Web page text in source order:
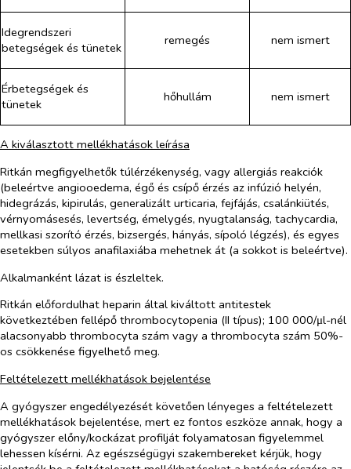
Idegrendszeri
betegségek és tünetek
remegés nem ismert
Érbetegségek és
tünetek
hőhullám nem ismert
A kiválasztott mellékhatások leírása
Ritkán megfigyelhetők túlérzékenység, vagy allergiás reakciók
(beleértve angiooedema, égő és csípő érzés az infúzió helyén,
hidegrázás, kipirulás, generalizált urticaria, fejfájás, csalánkiütés,
vérnyomásesés, levertség, émelygés, nyugtalanság, tachycardia,
mellkasi szorító érzés, bizsergés, hányás, sípoló légzés), és egyes
esetekben súlyos anafilaxiába mehetnek át (a sokkot is beleértve).
Alkalmanként lázat is észleltek.
Ritkán előfordulhat heparin által kiváltott antitestek
következtében fellépő thrombocytopenia (II típus); 100 000/μl-nél
alacsonyabb thrombocyta szám vagy a thrombocyta szám 50%-
os csökkenése figyelhető meg.
Feltételezett mellékhatások bejelentése
A gyógyszer engedélyezését követően lényeges a feltételezett
mellékhatások bejelentése, mert ez fontos eszköze annak, hogy a
gyógyszer előny/kockázat profilját folyamatosan figyelemmel
lehessen kísérni. Az egészségügyi szakembereket kérjük, hogy